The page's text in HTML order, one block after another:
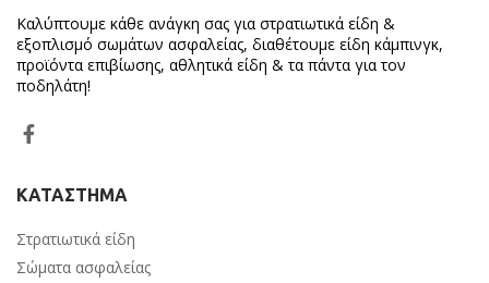
Καλύπτουμε κάθε ανάγκη σας για στρατιωτικά είδη &
εξοπλισμό σωμάτων ασφαλείας, διαθέτουμε είδη κάμπινγκ,
προϊόντα επιβίωσης, αθλητικά είδη & τα πάντα για τον
ποδηλάτη!
ΚΑΤΑΣΤΗΜΑ
Στρατιωτικά είδη
Σώματα ασφαλείας